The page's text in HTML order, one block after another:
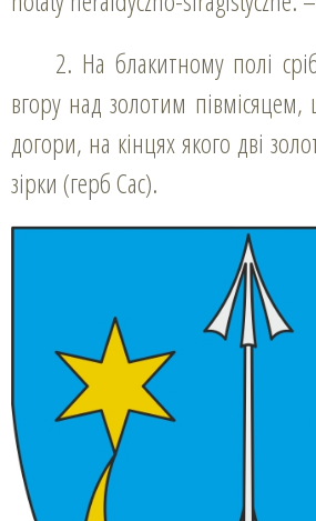
2. На блакитному полі срібна стріла вістрям
вгору над золотим
догори, на кінцях якого дві
зірки (герб Сас).